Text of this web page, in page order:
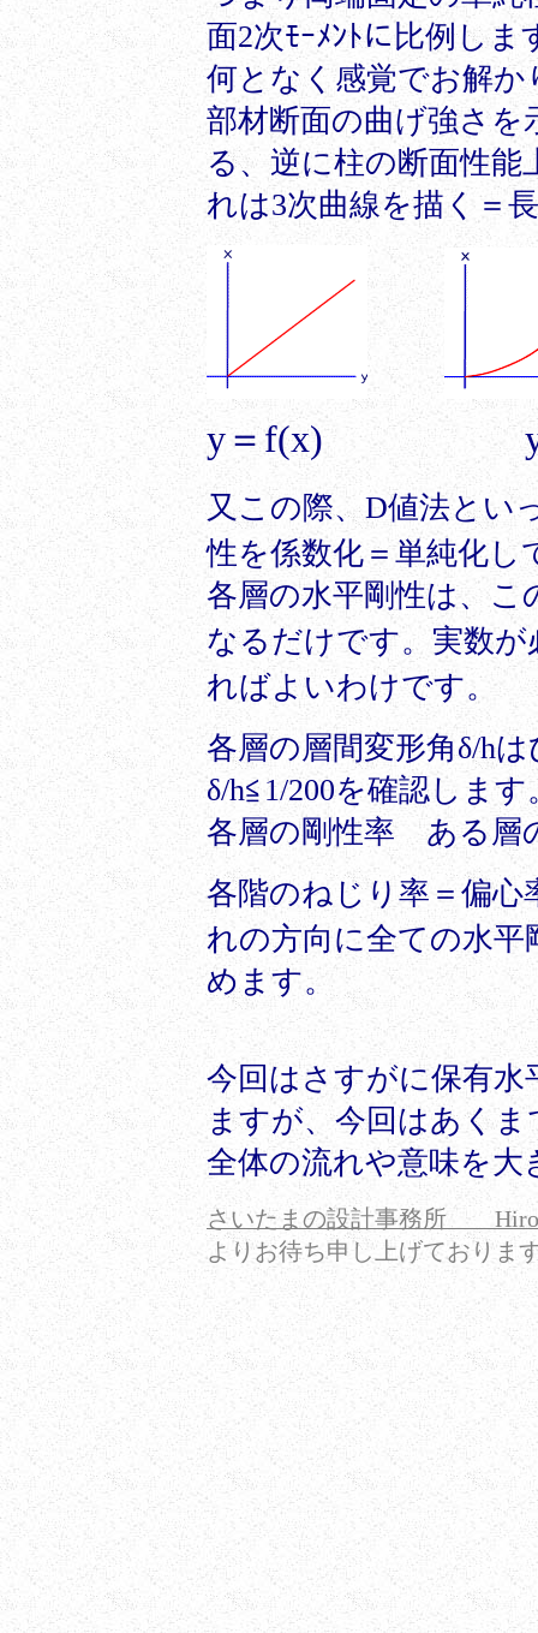
面2次ﾓｰﾒﾝﾄに比例しま
何となく感覚でお解
部材断面の曲げ強さを
る、逆に柱の断面性
れは3次曲線を描く＝
y＝f(x) y
又この際、D値法とい
性を係数化＝単純化し
各層の水平剛性は、こ
なるだけです。実数
ればよいわけです。
各層の層間変形角δ/h
δ/h≦1/200を確認します
各層の剛性率 ある層
各階のねじり率＝偏
れの方向に全ての水平
めます。
今回はさすがに保有
ますが、今回はあく
全体の流れや意味を
さいたまの設計事務所
よりお待ち申し上げておりま